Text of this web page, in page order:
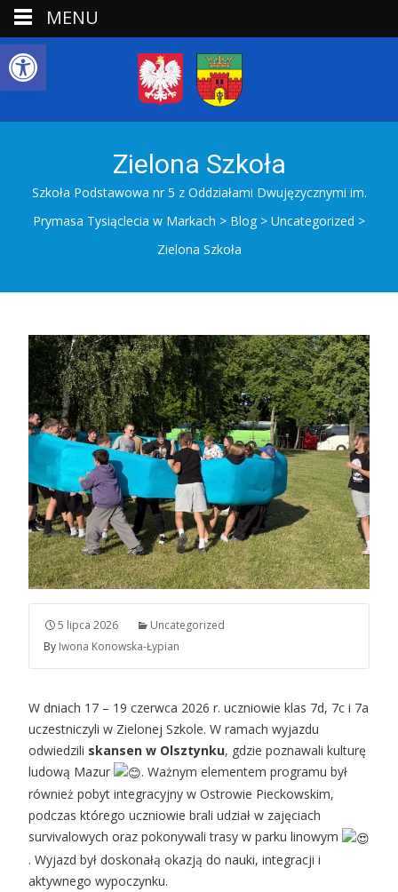
Open toolbar
Zielona Szkoła
Szkoła Podstawowa nr 5 z Oddziałami Dwujęzycznymi im.
Prymasa Tysiąclecia w Markach > Blog > Uncategorized >
Zielona Szkoła
5 lipca 2026
Uncategorized
By Iwona Konowska-Łypian
W dniach 17 – 19 czerwca 2026 r. uczniowie klas 7d, 7c i 7a
uczestniczyli w Zielonej Szkole. W ramach wyjazdu
odwiedzili skansen w Olsztynku, gdzie poznawali kulturę
ludową Mazur
. Ważnym elementem programu był
również pobyt integracyjny w Ostrowie Pieckowskim,
podczas którego uczniowie brali udział w zajęciach
survivalowych oraz pokonywali trasy w parku linowym
. Wyjazd był doskonałą okazją do nauki, integracji i
aktywnego wypoczynku.
MENU